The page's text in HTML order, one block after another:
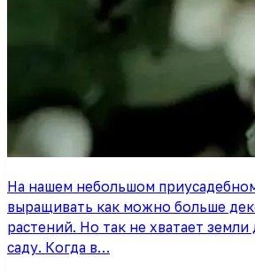
На нашем небольшом
выращивать как можно больше
растений. Но так не хватает
саду. Когда в…